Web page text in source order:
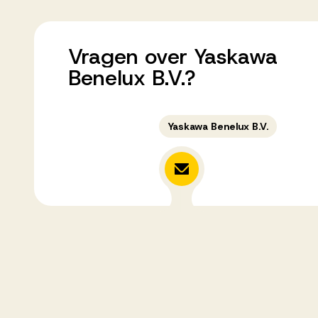
Vragen over Yaskawa
Benelux B.V.?
Yaskawa Benelux B.V.